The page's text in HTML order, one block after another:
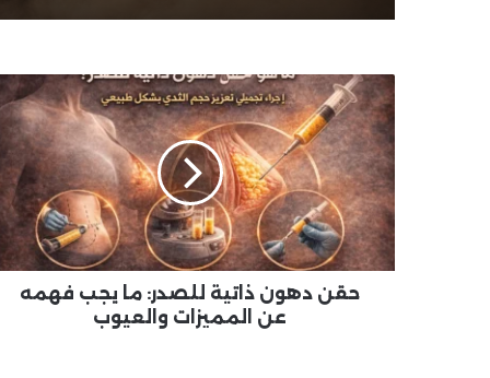
حقن
دهون
ذاتية
للصدر:
ما
يجب
فهمه
عن
المميزات
والعيوبحقن دهون ذاتية للصدر: ما يجب فهمه
عن المميزات والعيوب